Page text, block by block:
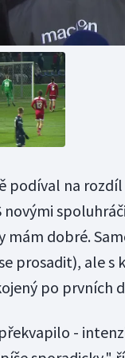
podíval na
novými
mám dobré.
prosadit), ale s
po prvních
-